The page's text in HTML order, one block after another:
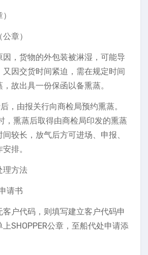
章）
，货物的外包装被淋湿，可能导
因交货时间紧迫，需在规定时间
故出具一份保函以备熏蒸。
，由报关行向商检局预约熏蒸。
，熏蒸后取得由商检局印发的熏蒸
较长，放气后方可进场、申报、
排。
理方法
请书
户代码，则填写建立客户代码申
SHOPPER公章，至船代处申请添